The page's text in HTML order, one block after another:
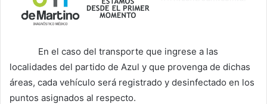
En el caso del transporte que ingrese a las
localidades del partido de Azul y que provenga de dichas
áreas, cada vehículo será registrado y desinfectado en los
puntos asignados al respecto.